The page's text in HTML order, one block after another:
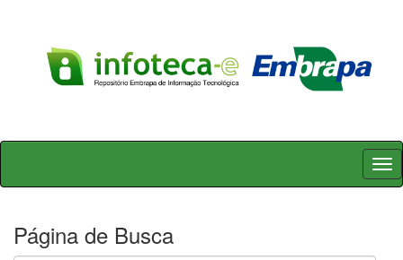
Skip
Página de Busca